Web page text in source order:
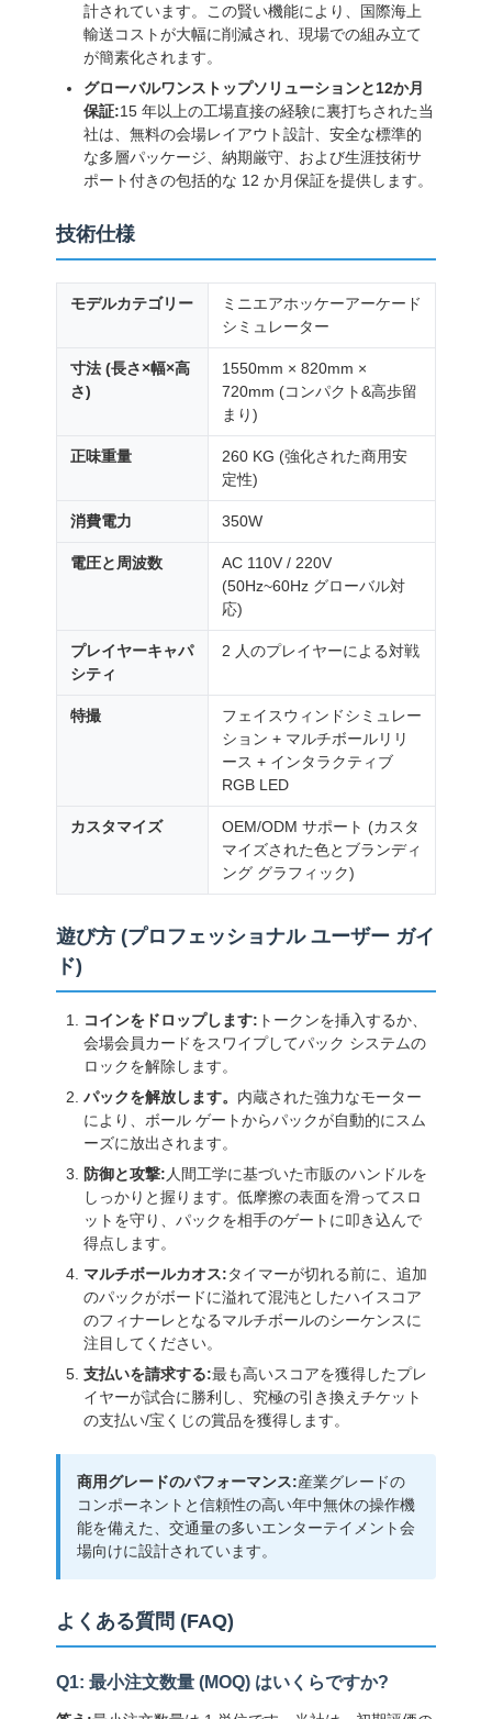
計されています。この賢い機能により、国際海上
輸送コストが大幅に削減され、現場での組み立て
が簡素化されます。
グローバルワンストップソリューションと12か月
保証:15 年以上の工場直接の経験に裏打ちされた当
社は、無料の会場レイアウト設計、安全な標準的
な多層パッケージ、納期厳守、および生涯技術サ
ポート付きの包括的な 12 か月保証を提供します。
技術仕様
モデルカテゴリー
ミニエアホッケーアーケード
シミュレーター
寸法 (長さ×幅×高
さ)
1550mm × 820mm ×
720mm (コンパクト&高歩留
まり)
正味重量
260 KG (強化された商用安
定性)
消費電力 350W
電圧と周波数
AC 110V / 220V
(50Hz~60Hz グローバル対
応)
プレイヤーキャパ
シティ
2 人のプレイヤーによる対戦
特撮
フェイスウィンドシミュレー
ション + マルチボールリリ
ース + インタラクティブ
RGB LED
カスタマイズ
OEM/ODM サポート (カスタ
マイズされた色とブランディ
ング グラフィック)
遊び方 (プロフェッショナル ユーザー ガイ
ド)
コインをドロップします: トークンを挿入するか、
会場会員カードをスワイプしてパック システムの
ロックを解除します。
パックを解放します。 内蔵された強力なモーター
により、ボール ゲートからパックが自動的にスム
ーズに放出されます。
防御と攻撃: 人間工学に基づいた市販のハンドルを
しっかりと握ります。低摩擦の表面を滑ってスロ
ットを守り、パックを相手のゲートに叩き込んで
得点します。
マルチボールカオス:タイマーが切れる前に、追加
のパックがボードに溢れて混沌としたハイスコア
のフィナーレとなるマルチボールのシーケンスに
注目してください。
支払いを請求する:最も高いスコアを獲得したプレ
イヤーが試合に勝利し、究極の引き換えチケット
の支払い/宝くじの賞品を獲得します。
商用グレードのパフォーマンス:産業グレードの
コンポーネントと信頼性の高い年中無休の操作機
能を備えた、交通量の多いエンターテイメント会
場向けに設計されています。
よくある質問 (FAQ)
Q1: 最小注文数量 (MOQ) はいくらですか?